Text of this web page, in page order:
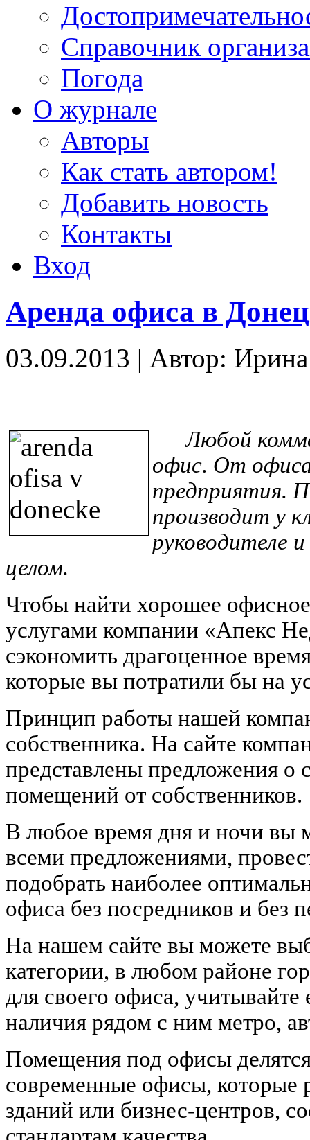
Справочник
Погода
О журнале
Авторы
Как стать автором!
Добавить новость
Контакты
Вход
Аренда офиса в
03.09.2013 | Автор:
Любой
офис. От
предприятия.
производит у
руководителе
целом.
Чтобы найти хорошее
услугами компании «Апекс
сэкономить драгоценное
которые вы потратили бы на
Принцип работы нашей
собственника. На сайте
представлены предложения о
помещений от собственников.
В любое время дня и ночи вы
всеми предложениями,
подобрать наиболее
офиса без посредников и без
На нашем сайте вы можете
категории, в любом районе
для своего офиса, учитывайте
наличия рядом с ним метро,
Помещения под офисы
современные офисы, которые
зданий или бизнес-центров,